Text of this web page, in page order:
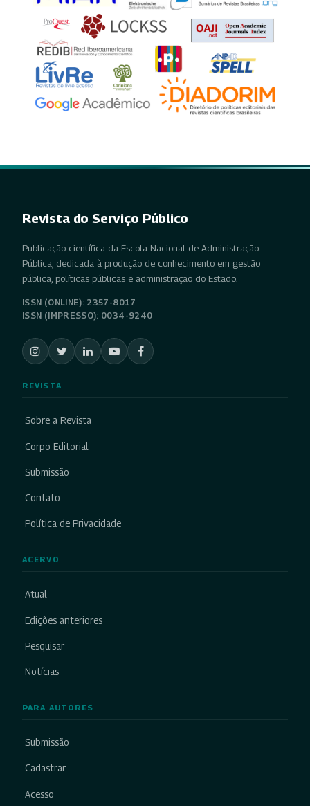
Revista do Serviço Público
Publicação científica da Escola Nacional de Administração
Pública, dedicada à produção de conhecimento em gestão
pública, políticas públicas e administração do Estado.
ISSN (ONLINE): 2357-8017
ISSN (IMPRESSO): 0034-9240
REVISTA
Sobre a Revista
Corpo Editorial
Submissão
Contato
Política de Privacidade
ACERVO
Atual
Edições anteriores
Pesquisar
Notícias
PARA AUTORES
Submissão
Cadastrar
Acesso